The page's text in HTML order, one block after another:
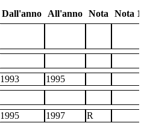
Dall'anno All'anno Nota Nota 1
1993
1995
1995 1997
R